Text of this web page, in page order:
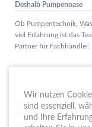
Deshalb Pumpenoase
Ob Pumpentechnik,
viel Erfahrung ist das
Partner für Fachhändler.
15. Schule trifft
Wir nutzen
sind essenziell,
und Ihre